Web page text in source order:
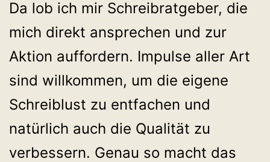
Da lob ich mir Schreibratgeber, die
mich direkt ansprechen und zur
Aktion auffordern. Impulse aller Art
sind willkommen, um die eigene
Schreiblust zu entfachen und
natürlich auch die Qualität zu
verbessern. Genau so macht das